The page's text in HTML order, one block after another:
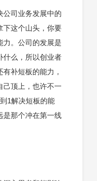
公司业务发展中的
下这个山头，你要
力。公司的发展是
什么，所以创业者
补短板的能力，
己顶上，也许不一
1解决短板的能
是那个冲在第一线